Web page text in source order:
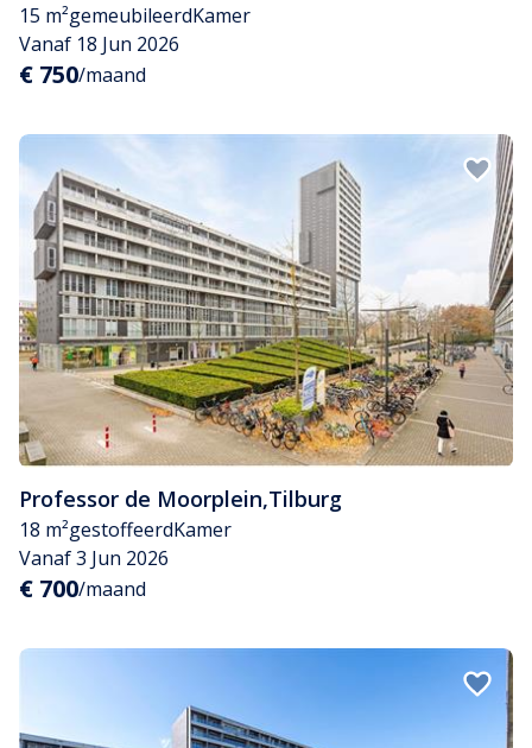
15 m²gemeubileerdKamer
Vanaf 18 Jun 2026
€ 750/maand
Professor de Moorplein,Tilburg
18 m²gestoffeerdKamer
Vanaf 3 Jun 2026
€ 700/maand